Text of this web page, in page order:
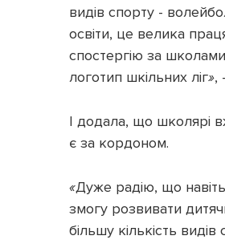
видів спорту -
освіти, це велика
спостергію за
логотип шкільних ліг»,
І додала, що школярі
є за кордоном.
«Дуже радію, що
змогу розвивати
більшу кількість видів